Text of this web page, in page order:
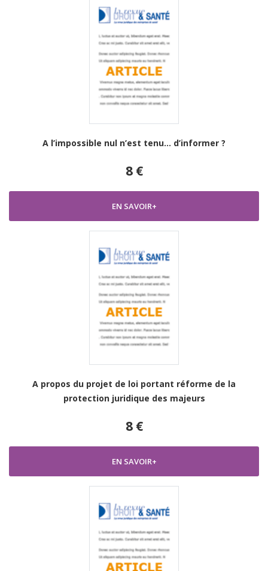
A l’impossible nul n’est tenu… d’informer ?
8 €
EN SAVOIR+
A propos du projet de loi portant réforme de la
protection juridique des majeurs
8 €
EN SAVOIR+